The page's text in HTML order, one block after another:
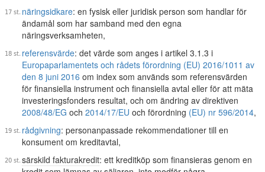
näringsidkare: en fysisk eller juridisk person som handlar för
ändamål som har samband med den egna
näringsverksamheten,
referensvärde: det värde som anges i artikel 3.1.3 i
Europaparlamentets och rådets förordning (EU) 2016/1011 av
den 8 juni 2016 om index som används som referensvärden
för finansiella instrument och finansiella avtal eller för att mäta
investeringsfonders resultat, och om ändring av direktiven
2008/48/EG och 2014/17/EU och förordning (EU) nr 596/2014,
rådgivning: personanpassade rekommendationer till en
konsument om kreditavtal,
särskild fakturakredit: ett kreditköp som finansieras genom en